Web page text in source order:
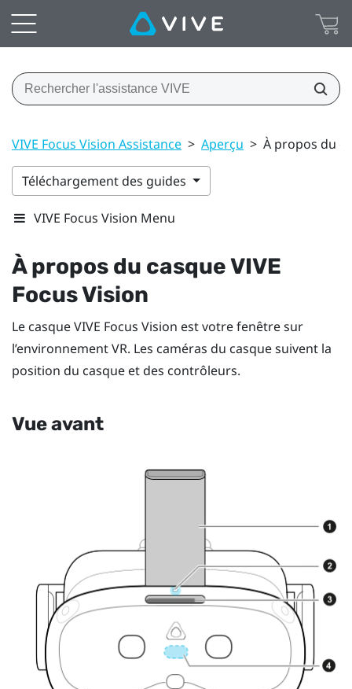
VIVE Focus Vision Assistance > Aperçu > À propos du
Téléchargement des guides
VIVE Focus Vision Menu
À propos du casqueVIVE
Focus Vision
Le casqueVIVE Focus Vision est votre fenêtre sur
l’environnement VR. Les caméras du casque suivent la
position du casque et des contrôleurs.
Vue avant